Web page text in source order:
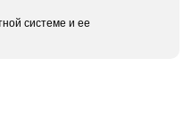
системе и ее